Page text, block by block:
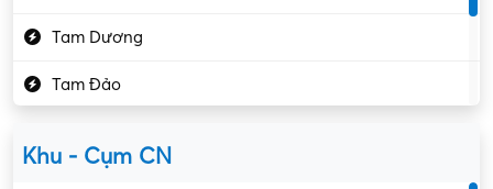
Kiểm soát chất lượng
Kỹ sư cơ khí
Tam Dương
Tam Đảo
Khu - Cụm CN